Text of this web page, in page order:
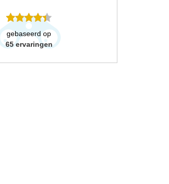
gebaseerd op
65 ervaringen